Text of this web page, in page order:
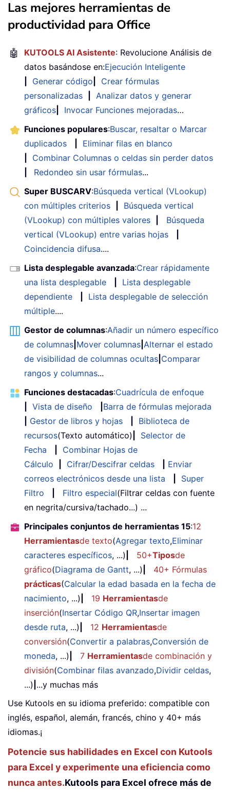
Las mejores herramientas de
productividad para Office
🤖 KUTOOLS AI Asistente: Revolucione Análisis de
datos basándose en:Ejecución Inteligente
Generar código
Crear fórmulas
personalizadas
Analizar datos y generar
gráficos
Invocar Funciones mejoradas…
Funciones populares:Buscar, resaltar o Marcar
duplicados
Eliminar filas en blanco
Combinar Columnas o celdas sin perder datos
Redondeo sin usar fórmulas...
Super BUSCARV:Búsqueda vertical (VLookup)
con múltiples criterios
Búsqueda vertical
(VLookup) con múltiples valores
Búsqueda
vertical (VLookup) entre varias hojas
Coincidencia difusa....
Lista desplegable avanzada:Crear rápidamente
una lista desplegable
Lista desplegable
dependiente
Lista desplegable de selección
múltiple....
Gestor de columnas:Añadir un número específico
de columnas Mover columnas Alternar el estado
de visibilidad de columnas ocultas Comparar
rangos y columnas...
Funciones destacadas:Cuadrícula de enfoque
Vista de diseño
Barra de fórmulas mejorada
Gestor de libros y hojas
Biblioteca de
recursos(Texto automático)
Selector de
Fecha
Combinar Hojas de
Cálculo
Cifrar/Descifrar celdas
Enviar
correos electrónicos desde una lista
Super
Filtro
Filtro especial(Filtrar celdas con fuente
en negrita/cursiva/tachado...) ...
Principales conjuntos de herramientas 15:12
Herramientasde texto(Agregar texto,Eliminar
caracteres específicos, ...) 50+Tiposde
gráfico(Diagrama de Gantt, ...)
40+ Fórmulas
prácticas(Calcular la edad basada en la fecha de
nacimiento, ...) 19 Herramientasde
inserción(Insertar Código QR,Insertar imagen
desde ruta, ...) 12 Herramientasde
conversión(Convertir a palabras,Conversión de
moneda, ...) 7 Herramientasde combinación y
división(Combinar filas avanzado,Dividir celdas,
...) ...y muchas más
Use Kutools en su idioma preferido: compatible con
inglés, español, alemán, francés, chino y 40+ más
idiomas.¡
Potencie sus habilidades en Excel con Kutools
para Excel y experimente una eficiencia como
nunca antes.Kutools para Excel ofrece más de